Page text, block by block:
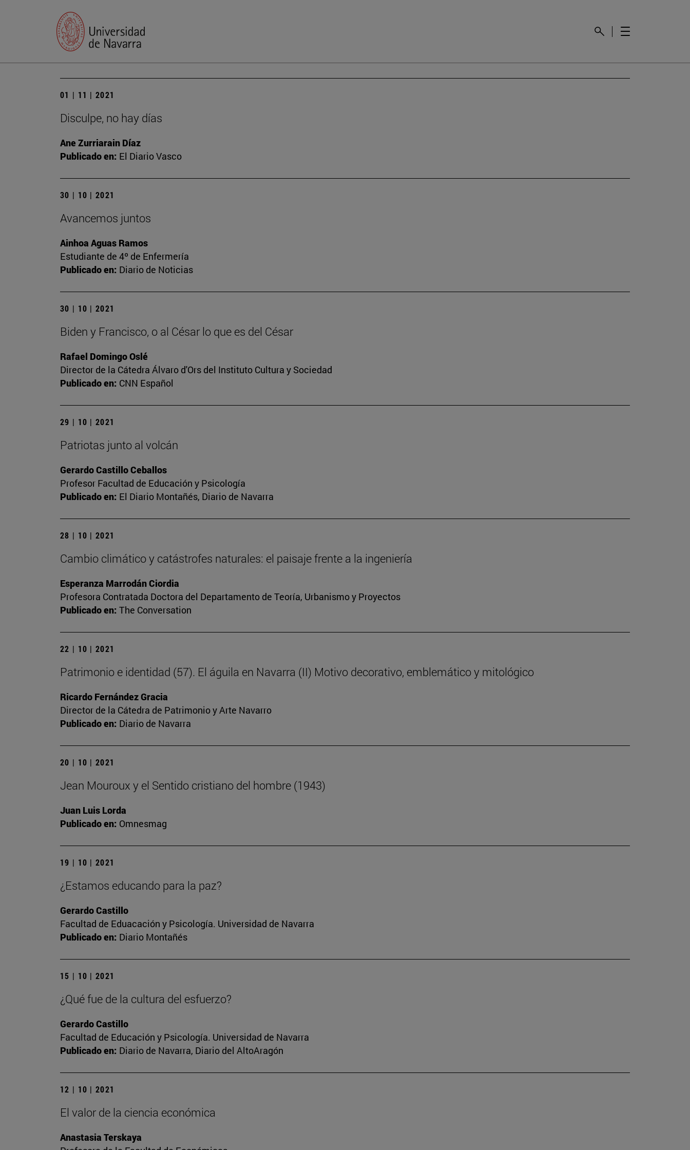
01 | 11 | 2021
Disculpe, no hay días
Ane Zurriarain Díaz
Publicado en: El Diario Vasco
30 | 10 | 2021
Avancemos juntos
Ainhoa Aguas Ramos
Estudiante de 4º de Enfermería
Publicado en: Diario de Noticias
30 | 10 | 2021
Biden y Francisco, o al César lo que es del César
Rafael Domingo Oslé
Director de la Cátedra Álvaro d'Ors del Instituto Cultura y Sociedad
Publicado en: CNN Español
29 | 10 | 2021
Patriotas junto al volcán
Gerardo Castillo Ceballos
Profesor Facultad de Educación y Psicología
Publicado en: El Diario Montañés, Diario de Navarra
28 | 10 | 2021
Cambio climático y catástrofes naturales: el paisaje frente a la ingeniería
Esperanza Marrodán Ciordia
Profesora Contratada Doctora del Departamento de Teoría, Urbanismo y Proyectos
Publicado en: The Conversation
22 | 10 | 2021
Patrimonio e identidad (57). El águila en Navarra (II) Motivo decorativo, emblemático y mitológico
Ricardo Fernández Gracia
Director de la Cátedra de Patrimonio y Arte Navarro
Publicado en: Diario de Navarra
20 | 10 | 2021
Jean Mouroux y el Sentido cristiano del hombre (1943)
Juan Luis Lorda
Publicado en: Omnesmag
19 | 10 | 2021
¿Estamos educando para la paz?
Gerardo Castillo
Facultad de Eduacación y Psicología. Universidad de Navarra
Publicado en: Diario Montañés
15 | 10 | 2021
¿Qué fue de la cultura del esfuerzo?
Gerardo Castillo
Facultad de Educación y Psicología. Universidad de Navarra
Publicado en: Diario de Navarra, Diario del AltoAragón
12 | 10 | 2021
El valor de la ciencia económica
Anastasia Terskaya